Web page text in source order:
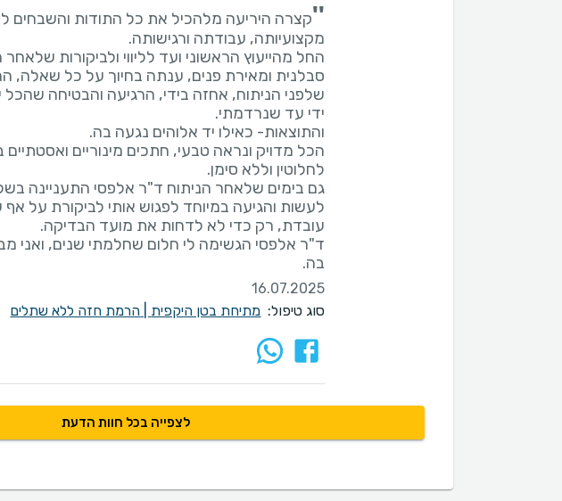
''קצרה היריעה מלהכיל את כל התודות והשבחים
החל מהייעוץ הראשוני ועד לליווי ולביקורות
סבלנית ומאירת פנים, ענתה בחיוך על כל שאלה,
שלפני הניתוח, אחזה בידי, הרגיעה והבטיחה
הכל מדויק ונראה טבעי, חתכים מינוריים
גם בימים שלאחר הניתוח ד"ר אלפסי התעניינה
לעשות והגיעה במיוחד לפגוש אותי לביקורת על אף
ד"ר אלפסי הגשימה לי חלום שחלמתי שנים, ואני
בה.
16.07.2025
סוג טיפול: מתיחת בטן היקפית הרמת חזה ללא שתלים
לצפייה בכל חוות הדעת